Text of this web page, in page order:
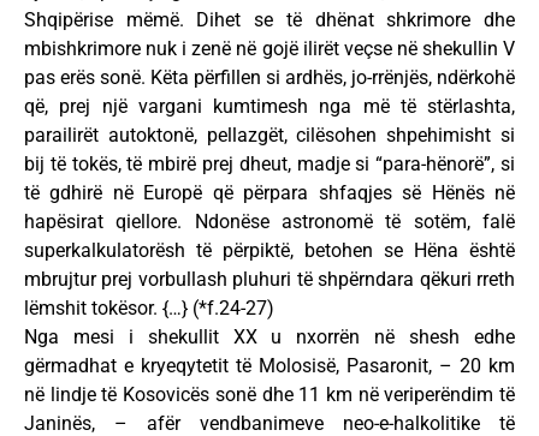
Shqipërise mëmë. Dihet se të dhënat shkrimore dhe
mbishkrimore nuk i zenë në gojë ilirët veçse në shekullin V
pas erës sonë. Këta përfillen si ardhës, jo-rrënjës, ndërkohë
që, prej një vargani kumtimesh nga më të stërlashta,
parailirët autoktonë, pellazgët, cilësohen shpehimisht si
bij të tokës, të mbirë prej dheut, madje si “para-hënorë”, si
të gdhirë në Europë që përpara shfaqjes së Hënës në
hapësirat qiellore. Ndonëse astronomë të sotëm, falë
superkalkulatorësh të përpiktë, betohen se Hëna është
mbrujtur prej vorbullash pluhuri të shpërndara qëkuri rreth
lëmshit tokësor. {…} (*f.24-27)
Nga mesi i shekullit XX u nxorrën në shesh edhe
gërmadhat e kryeqytetit të Molosisë, Pasaronit, – 20 km
në lindje të Kosovicës sonë dhe 11 km në veriperëndim të
Janinës, – afër vendbanimeve neo-e-halkolitike të